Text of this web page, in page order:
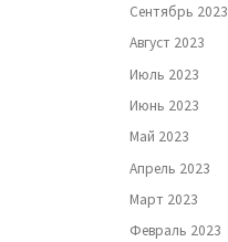
Сентябрь 2023
Август 2023
Июль 2023
Июнь 2023
Май 2023
Апрель 2023
Март 2023
Февраль 2023